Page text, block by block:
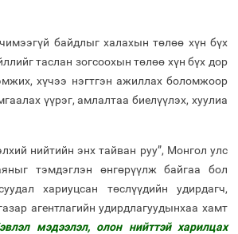
байдлыг халахын төлөө хүн бүх
таслан зогсоохын төлөө хүн бүх дор
хүчээ нэгтгэн ажиллах боломжоор
үүрэг, амлалтаа биелүүлэх, хуулиа
нийтийн энх тайван руу”, Монгол улс
тэмдэглэн өнгөрүүлж байгаа бол
хариуцсан төслүүдийн удирдагч,
агентлагийн удирдлагуудынхаа хамт
мэдээлэл, олон нийттэй харилцах